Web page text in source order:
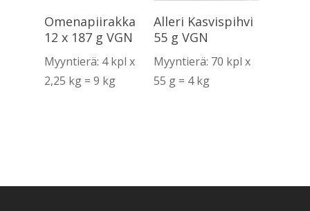
Lue Lisää
Omenapiirakka
12 x 187 g VGN
Myyntierä: 4 kpl x
2,25 kg = 9 kg
Lue Lisää
Alleri Kasvispihvi
55 g VGN
Myyntierä: 70 kpl x
55 g = 4 kg